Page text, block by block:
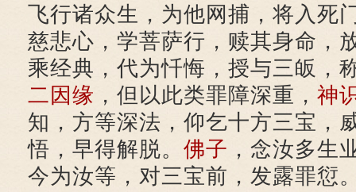
飞行诸众生，为他网捕，将入死
慈悲心，学菩萨行，赎其身命，
乘经典，代为忏悔，授与三皈，
二因缘 ，但以此类罪障深重， 神
知，方等深法，仰乞十方三宝，
悟，早得解脱。 佛子 ，念汝多生
今为汝等，对三宝前，发露罪愆